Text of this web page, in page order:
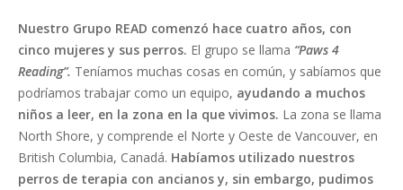
Nuestro Grupo READ comenzó hace cuatro años, con
cinco mujeres y sus perros. El grupo se llama “Paws 4
Reading”. Teníamos muchas cosas en común, y sabíamos que
podríamos trabajar como un equipo, ayudando a muchos
niños a leer, en la zona en la que vivimos. La zona se llama
North Shore, y comprende el Norte y Oeste de Vancouver, en
British Columbia, Canadá. Habíamos utilizado nuestros
perros de terapia con ancianos y, sin embargo, pudimos